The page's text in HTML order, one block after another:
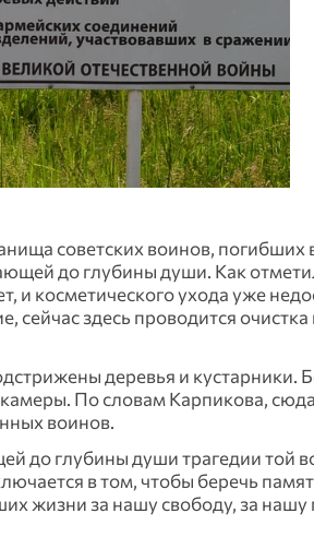
советских воинов, погибших
до глубины души. Как
и косметического ухода уже
здесь проводится
деревья и кустарники.
По словам Карпикова,
воинов.
до глубины души трагедии той
в том, чтобы беречь
жизни за нашу свободу, за